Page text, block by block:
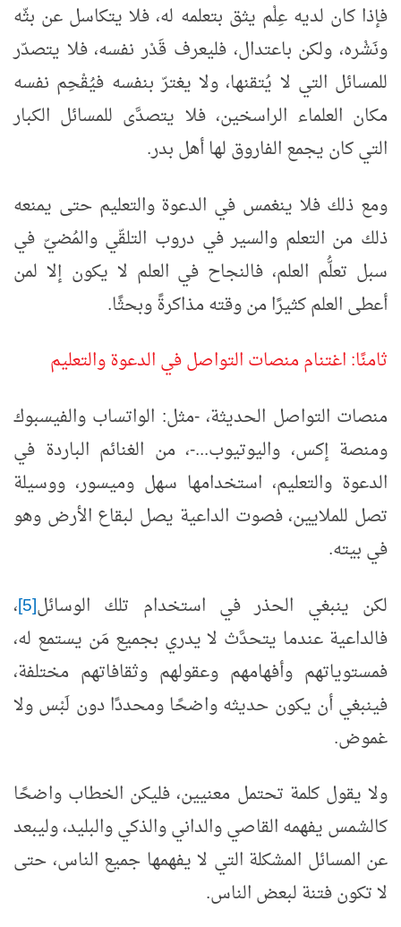
فإذا كان لديه عِلْم يثق بتعلمه له، فلا يتكاسل عن بثّه
ونَشْره، ولكن باعتدال، فليعرف قَدْر نفسه، فلا يتصدّر
للمسائل التي لا يُتقنها، ولا يغترّ بنفسه فيُقْحِم نفسه
مكان العلماء الراسخين، فلا يتصدَّى للمسائل الكبار
التي كان يجمع الفاروق لها أهل بدر.
ومع ذلك فلا ينغمس في الدعوة والتعليم حتى يمنعه
ذلك من التعلم والسير في دروب التلقّي والمُضيّ في
سبل تعلُّم العلم، فالنجاح في العلم لا يكون إلا لمن
أعطى العلم كثيرًا من وقته مذاكرةً وبحثًا.
ثامنًا: اغتنام منصات التواصل في الدعوة والتعليم
منصات التواصل الحديثة، -مثل: الواتساب والفيسبوك
ومنصة إكس، واليوتيوب...-، من الغنائم الباردة في
الدعوة والتعليم، استخدامها سهل وميسور، ووسيلة
تصل للملايين، فصوت الداعية يصل لبقاع الأرض وهو
في بيته.
لكن ينبغي الحذر في استخدام تلك الوسائل[5] ،
فالداعية عندما يتحدَّث لا يدري بجميع مَن يستمع له،
فمستوياتهم وأفهامهم وعقولهم وثقافاتهم مختلفة،
فينبغي أن يكون حديثه واضحًا ومحددًا دون لَبْس ولا
غموض.
ولا يقول كلمة تحتمل معنيين، فليكن الخطاب واضحًا
كالشمس يفهمه القاصي والداني والذكي والبليد، وليبعد
عن المسائل المشكلة التي لا يفهمها جميع الناس، حتى
لا تكون فتنة لبعض الناس.